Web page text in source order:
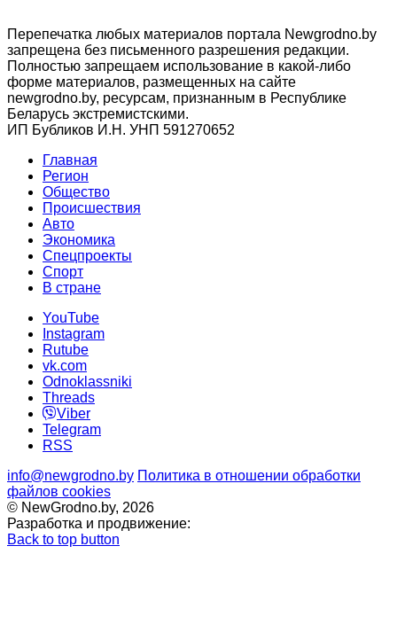
Перепечатка любых материалов портала Newgrodno.by
запрещена без письменного разрешения редакции.
Полностью запрещаем использование в какой-либо
форме материалов, размещенных на сайте
newgrodno.by, ресурсам, признанным в Республике
Беларусь экстремистскими.
ИП Бубликов И.Н. УНП 591270652
Главная
Регион
Общество
Происшествия
Авто
Экономика
Спецпроекты
Cпорт
В стране
YouTube
Instagram
Rutube
vk.com
Odnoklassniki
Threads
Viber
Telegram
RSS
info@newgrodno.by Политика в отношении обработки
файлов cookies
© NewGrodno.by, 2026
Разработка и продвижение:
Back to top button